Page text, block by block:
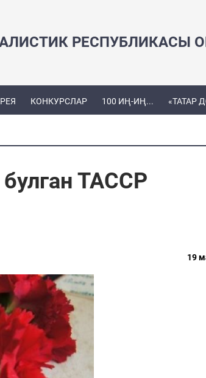
РЕСПУБЛИКАСЫ
КОНКУРСЛАР 100 ИҢ-ИҢ... «ТАТАР
ТАССР
19